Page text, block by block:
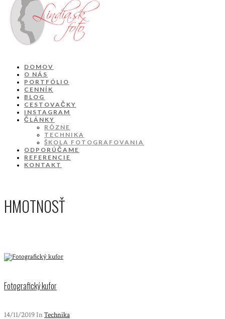
DOMOV
O NÁS
PORTFÓLIO
CENNÍK
BLOG
CESTOVAČKY
INSTAGRAM
ČLÁNKY
RÔZNE
TECHNIKA
ŠKOLA FOTOGRAFOVANIA
ODPORÚČAME
REFERENCIE
KONTAKT
HMOTNOSŤ
Fotografický kufor
14/11/2019 In Technika